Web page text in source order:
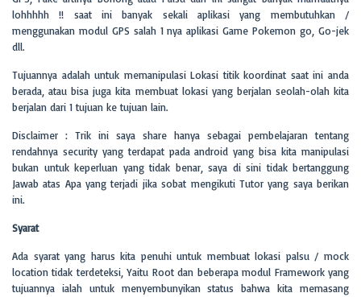
lohhhhh !! saat ini banyak sekali aplikasi yang membutuhkan /
menggunakan modul GPS salah 1 nya aplikasi Game Pokemon go, Go-jek
dll.
Tujuannya adalah untuk memanipulasi Lokasi titik koordinat saat ini anda
berada, atau bisa juga kita membuat lokasi yang berjalan seolah-olah kita
berjalan dari 1 tujuan ke tujuan lain.
Disclaimer : Trik ini saya share hanya sebagai pembelajaran tentang
rendahnya security yang terdapat pada android yang bisa kita manipulasi
bukan untuk keperluan yang tidak benar, saya di sini tidak bertanggung
Jawab atas Apa yang terjadi jika sobat mengikuti Tutor yang saya berikan
ini.
Syarat
Ada syarat yang harus kita penuhi untuk membuat lokasi palsu / mock
location tidak terdeteksi, Yaitu Root dan beberapa modul Framework yang
tujuannya ialah untuk menyembunyikan status bahwa kita memasang